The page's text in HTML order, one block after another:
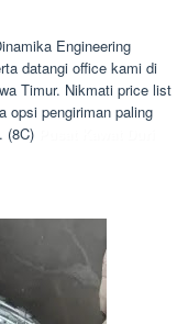
Engineering
datangi office kami di
Timur. Nikmati price list
opsi pengiriman paling
(8C)